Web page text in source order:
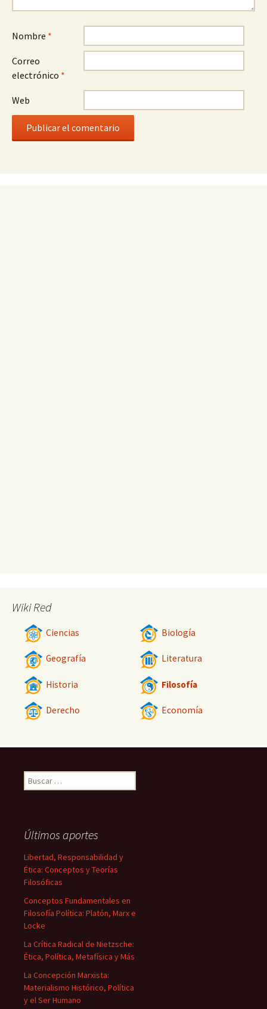
Nombre *
Correo
electrónico *
Web
Wiki Red
Ciencias Biología
Geografía Literatura
Historia Filosofía
Derecho Economía
Buscar:
Últimos aportes
Libertad, Responsabilidad y
Ética: Conceptos y Teorías
Filosóficas
Conceptos Fundamentales en
Filosofía Política: Platón, Marx e
Locke
La Crítica Radical de Nietzsche:
Ética, Política, Metafísica y Más
La Concepción Marxista:
Materialismo Histórico, Política
y el Ser Humano